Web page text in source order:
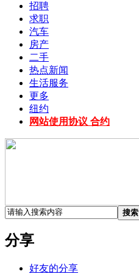
招聘
求职
汽车
房产
二手
热点新闻
生活服务
更多
纽约
网站使用协议 合约
搜索
分享
好友的分享